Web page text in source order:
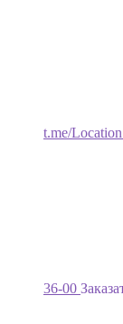
t.me/
36-00